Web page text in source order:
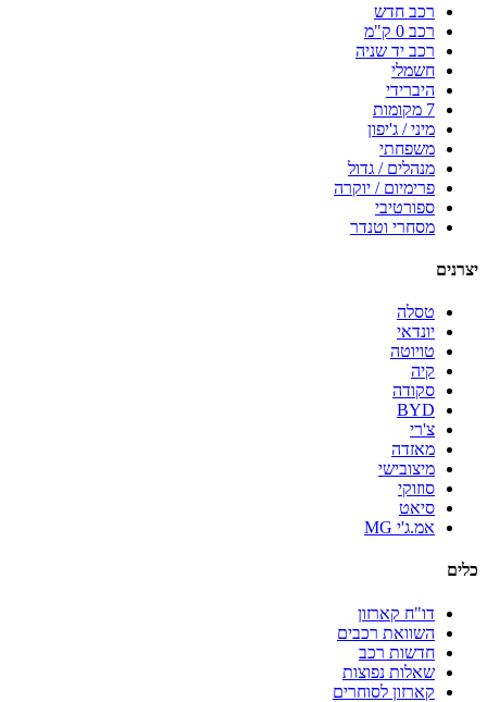
רכב חדש
רכב 0 ק"מ
רכב יד שניה
חשמלי
היברידי
7 מקומות
מיני / ג'יפון
משפחתי
מנהלים / גדול
פרימיום / יוקרה
ספורטיבי
מסחרי וטנדר
יצרנים
טסלה
יונדאי
טויוטה
קיה
סקודה
BYD
צ'רי
מאזדה
מיצובישי
סוזוקי
סיאט
אמ.ג'י MG
כלים
דו"ח קארזון
השוואת רכבים
חדשות רכב
שאלות נפוצות
קארזון לסוחרים